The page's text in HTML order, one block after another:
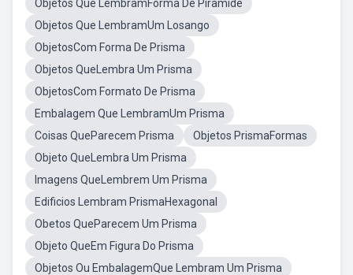
Objetos Que LembramForma De Piramide
Objetos Que LembramUm Losango
ObjetosCom Forma De Prisma
Objetos QueLembra Um Prisma
ObjetosCom Formato De Prisma
Embalagem Que LembramUm Prisma
Coisas QueParecem Prisma
Objetos PrismaFormas
Objeto QueLembra Um Prisma
Imagens QueLembrem Um Prisma
Edificios Lembram PrismaHexagonal
Obetos QueParecem Um Prisma
Objeto QueEm Figura Do Prisma
Objetos Ou EmbalagemQue Lembram Um Prisma